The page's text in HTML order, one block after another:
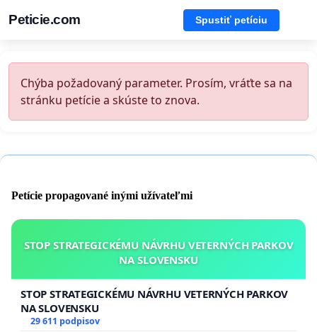
Peticie.com Spustiť petíciu
Chýba požadovaný parameter. Prosím, vráťte sa na
stránku petície a skúste to znova.
Petície propagované inými užívateľmi
STOP STRATEGICKÉMU NÁVRHU VETERNÝCH PARKOV
NA SLOVENSKU
STOP STRATEGICKÉMU NÁVRHU VETERNÝCH PARKOV
NA SLOVENSKU
29 611 podpisov